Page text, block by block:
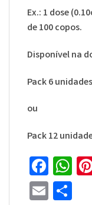
Ex.: 1 dose
de 100 copos.
Disponível na
Pack 6 unidades
ou
Pack 12
Email